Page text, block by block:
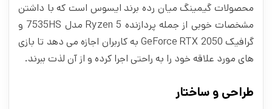
محصولات گیمینگ میان رده برند ایسوس است که با داشتن
مشخصات خوبی از جمله پردازنده Ryzen 5 مدل 7535HS و
گرافیک GeForce RTX 2050 به کاربران اجازه می‌ دهد تا بازی‌‌
های مورد علاقه خود را به راحتی اجرا کرده و از آن لذت ببرند.
طراحی و ساختار